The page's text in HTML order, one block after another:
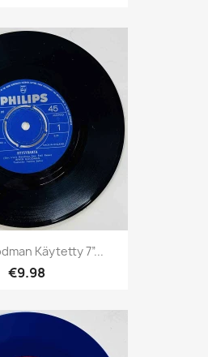
Käytetty 7”...
€9.98